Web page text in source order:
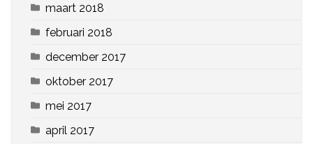
maart 2018
februari 2018
december 2017
oktober 2017
mei 2017
april 2017